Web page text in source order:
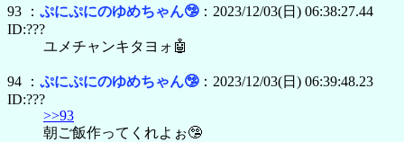
93 ： ぷにぷにのゆめちゃん🤥：2023/12/03(日) 06:38:27.44
ID:???
ユメチャンキタヨォ🤖
94 ： ぷにぷにのゆめちゃん🤥：2023/12/03(日) 06:39:48.23
ID:???
>>93
朝ご飯作ってくれよぉ🤥